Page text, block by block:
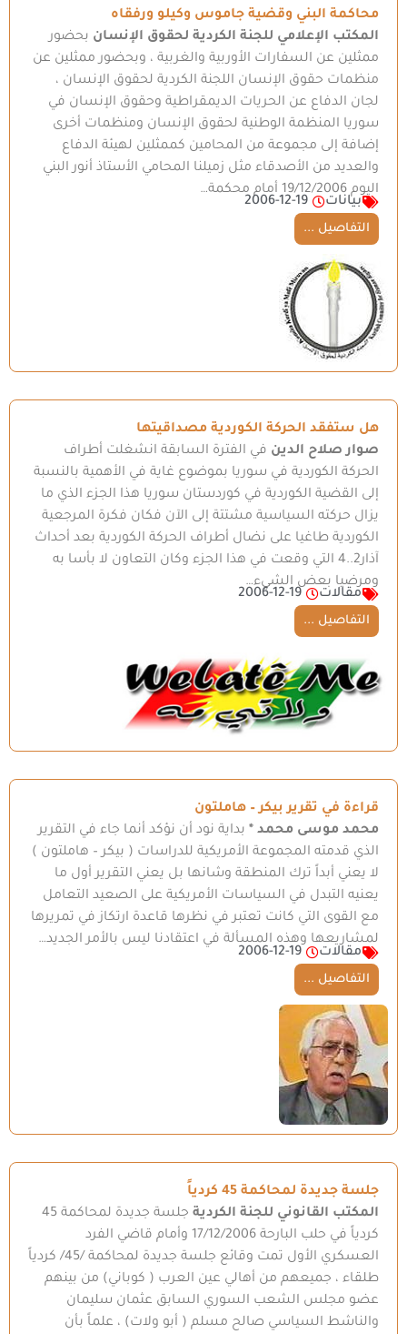
محاكمة البني وقضية جاموس وكيلو ورفقاه
المكتب الإعلامي للجنة الكردية لحقوق الإنسان بحضور
ممثلين عن السفارات الأوربية والغربية ، وبحضور ممثلين عن
منظمات حقوق الإنسان اللجنة الكردية لحقوق الإنسان ،
لجان الدفاع عن الحريات الديمقراطية وحقوق الإنسان في
سوريا المنظمة الوطنية لحقوق الإنسان ومنظمات أخرى
إضافة إلى مجموعة من المحامين كممثلين لهيئة الدفاع
والعديد من الأصدقاء مثل زميلنا المحامي الأستاذ أنور البني
اليوم 19/12/2006 أمام محكمة…
بيانات
2006-12-19
التفاصيل ...
هل ستفقد الحركة الكوردية مصداقيتها
صوار صلاح الدين في الفترة السابقة انشغلت أطراف
الحركة الكوردية في سوريا بموضوع غاية في الأهمية بالنسبة
إلى القضية الكوردية في كوردستان سوريا هذا الجزء الذي ما
يزال حركته السياسية مشتتة إلى الآن فكان فكرة المرجعية
الكوردية طاغيا على نضال أطراف الحركة الكوردية بعد أحداث
آذار2..4 التي وقعت في هذا الجزء وكان التعاون لا بأسا به
ومرضيا بعض الشيء…
مقالات
2006-12-19
التفاصيل ...
قراءة في تقرير بيكر – هاملتون
محمد موسى محمد * بداية نود أن نؤكد أنما جاء في التقرير
الذي قدمته المجموعة الأمريكية للدراسات ( بيكر – هاملتون )
لا يعني أبداً ترك المنطقة وشانها بل يعني التقرير أول ما
يعنيه التبدل في السياسات الأمريكية على الصعيد التعامل
مع القوى التي كانت تعتبر في نظرها قاعدة ارتكاز في تمريرها
لمشاريعها وهذه المسألة في اعتقادنا ليس بالأمر الجديد…
مقالات
2006-12-19
التفاصيل ...
جلسة جديدة لمحاكمة 45 كردياً
المكتب القانوني للجنة الكردية
جلسة جديدة لمحاكمة 45
كردياً في حلب البارحة 17/12/2006 وأمام قاضي الفرد
العسكري الأول تمت وقائع جلسة جديدة لمحاكمة /45/ كردياً
طلقاء ، جميعهم من أهالي عين العرب ( كوباني) من بينهم
عضو مجلس الشعب السوري السابق عثمان سليمان
والناشط السياسي صالح مسلم ( أبو ولات) ، علماً بأن